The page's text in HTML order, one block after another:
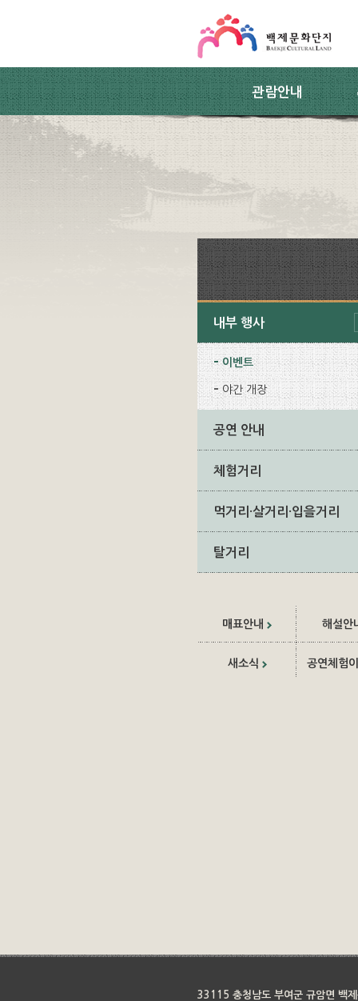
관람안내
내부 행사
이벤트
야간 개장
공연 안내
체험거리
먹거리·살거리·입을거리
탈거리
매표안내 해설안
새소식 공연체험
33115 충청남도 부여군 규암면 백